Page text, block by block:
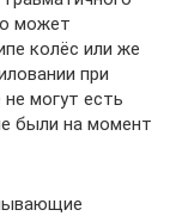
может
колёс или же
при
могут есть
были на момент